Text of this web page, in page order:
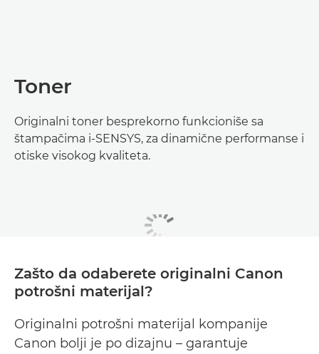
Toner
Originalni toner besprekorno funkcioniše sa
štampačima i-SENSYS, za dinamične performanse i
otiske visokog kvaliteta.
Zašto da odaberete originalni Canon
potrošni materijal?
Originalni potrošni materijal kompanije
Canon bolji je po dizajnu – garantuje